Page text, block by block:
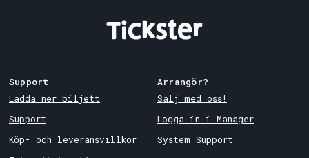
Support
Ladda ner biljett
Support
Köp- och leveransvillkor
Arrangör?
Sälj med oss!
Logga in i Manager
System Support